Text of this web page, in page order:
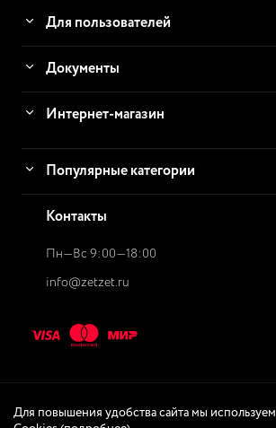
Для пользователей
Документы
Интернет-магазин
Популярные категории
Контакты
Пн—Вс 9:00—18:00
info@zetzet.ru
Для повышения удобства сайта мы используем